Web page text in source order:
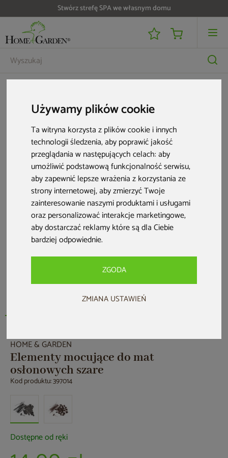
Używamy plików cookie
Ta witryna korzysta z plików cookie i innych
technologii śledzenia, aby poprawić jakość
przeglądania w następujących celach:aby
umożliwić podstawową funkcjonalność serwisu,
aby zapewnić lepsze wrażenia z korzystania ze
strony internetowej,aby zmierzyć Twoje
zainteresowanie naszymi produktami i usługami
oraz personalizować interakcje marketingowe,
aby dostarczać reklamy które są dla Ciebie
bardziej odpowiednie.
ZGODA
ZMIANA USTAWIEŃ
Stwórz strefę SPA we własnym domu
HOME & GARDEN
Elementy mocujące do mat
osłonowych szare
Kod produktu: 397014
Dostępne od ręki